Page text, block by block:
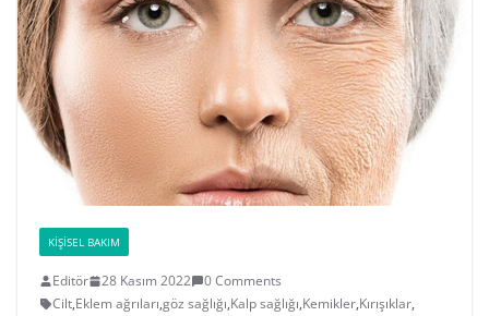
KIŞISEL BAKIM
Editör 28 Kasım 2022
0 Comments
Cilt,Eklem ağrıları,göz sağlığı,Kalp sağlığı,Kemikler,Kırışıklar,